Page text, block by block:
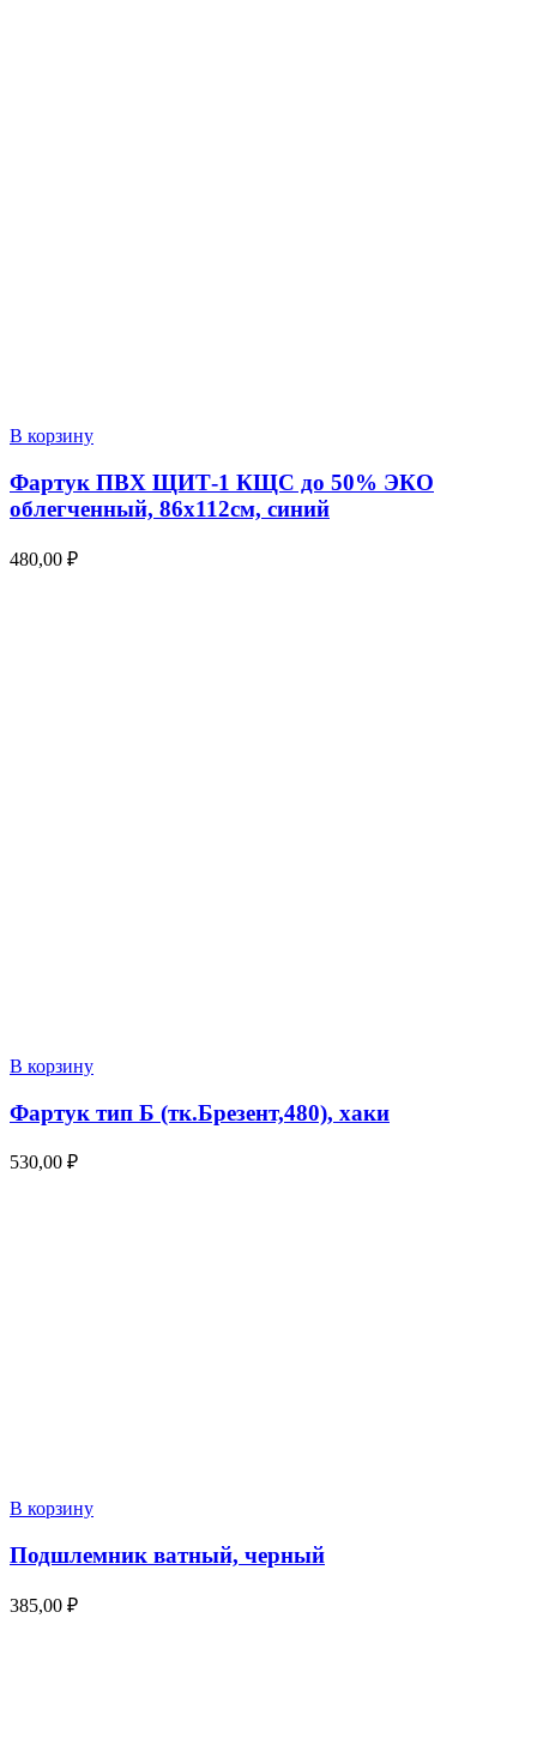
В корзину
Фартук ПВХ ЩИТ-1 КЩС до 50% ЭКО
облегченный, 86х112см, синий
480,00 ₽
В корзину
Фартук тип Б (тк.Брезент,480), хаки
530,00 ₽
В корзину
Подшлемник ватный, черный
385,00 ₽